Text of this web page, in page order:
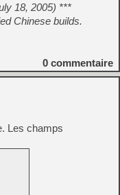
18, 2005) ***
Chinese builds.
0 commentaire
Les champs